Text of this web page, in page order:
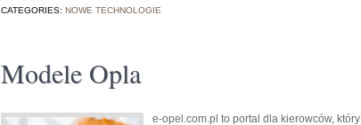
CATEGORIES: NOWE TECHNOLOGIE
Modele Opla
e-opel.com.pl to portal dla kierowców,